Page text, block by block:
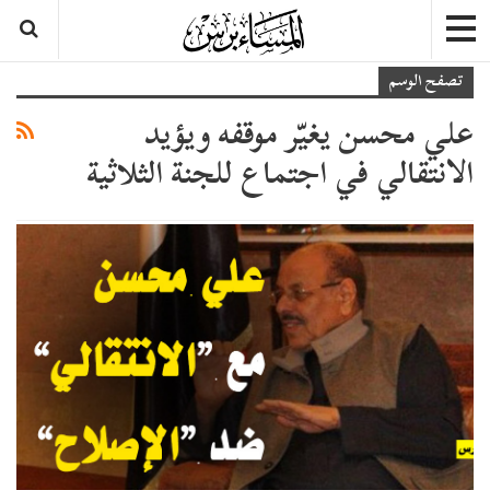
تصفح الوسم
علي محسن يغيّر موقفه ويؤيد
الانتقالي في اجتماع للجنة الثلاثية